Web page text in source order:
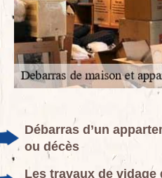
Débarras d’un
ou décès
Les travaux de vidage